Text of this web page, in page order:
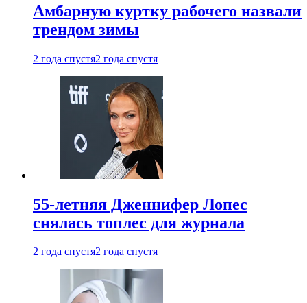
Амбарную куртку рабочего назвали
трендом зимы
2 года спустя2 года спустя
55-летняя Дженнифер Лопес
снялась топлес для журнала
2 года спустя2 года спустя